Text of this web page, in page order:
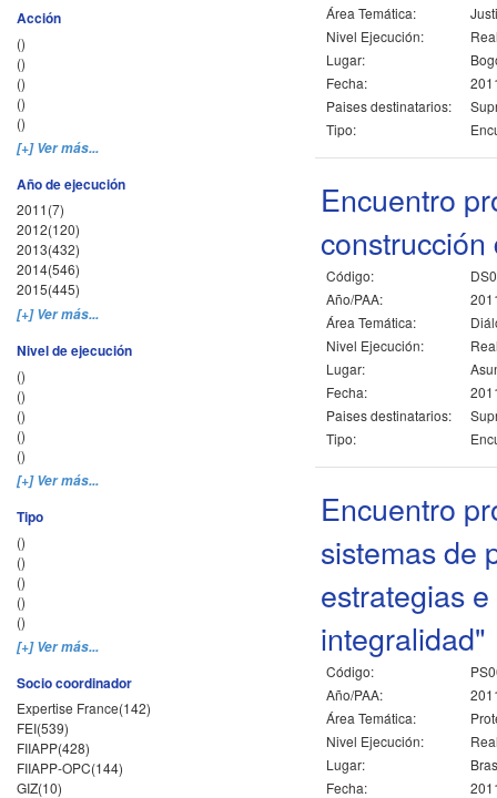
Acción
()
()
()
()
()
[+] Ver más...
Año de ejecución
2011(7)
2012(120)
2013(432)
2014(546)
2015(445)
[+] Ver más...
Nivel de ejecución
()
()
()
()
()
[+] Ver más...
Tipo
()
()
()
()
()
[+] Ver más...
Socio coordinador
Expertise France(142)
FEI(539)
FIIAPP(428)
FIIAPP-OPC(144)
GIZ(10)
Área Temática:
Nivel Ejecución:
Lugar:
Fecha:
Paises destinatarios:
Tipo:
Encuentro
Código:
Año/PAA:
Área Temática:
Nivel Ejecución:
Lugar:
Fecha:
Paises destinatarios:
Tipo:
Encuentro
sistemas de
estrategias
integralidad"
Código:
Año/PAA:
Área Temática:
Nivel Ejecución:
Lugar:
Fecha: